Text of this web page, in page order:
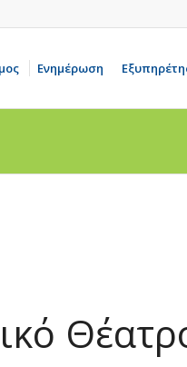
Ενημέρωση